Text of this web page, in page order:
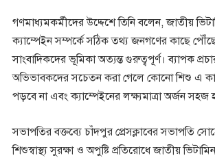
গণমাধ্যমকর্মীদের উদ্দেশে তিনি বলেন, জাতীয়
ক্যাম্পেইন সম্পর্কে সঠিক তথ্য জনগণের কাছে
সাংবাদিকদের ভূমিকা অত্যন্ত গুরুত্বপূর্ণ। ব্যাপক
অভিভাবকদের সচেতন করা গেলে কোনো শিশু এ
পড়বে না এবং ক্যাম্পেইনের লক্ষ্যমাত্রা অর্জন সহজ
সভাপতির বক্তব্যে চাঁদপুর প্রেসক্লাবের সভাপতি
শিশুস্বাস্থ্য সুরক্ষা ও অপুষ্টি প্রতিরোধে জাতীয়